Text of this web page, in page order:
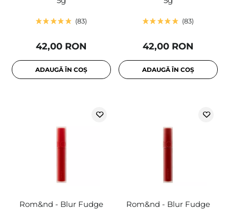
83
42,00 RON
ADAUGĂ ÎN COȘ
83
42,00 RON
ADAUGĂ ÎN COȘ
Rom&nd - Blur Fudge
Rom&nd - Blur Fudge